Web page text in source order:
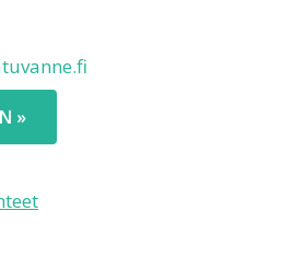
»